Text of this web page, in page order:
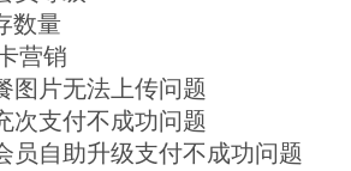
数量
营销
图片无法上传问题
次支付不成功问题
员自助升级支付不成功问题